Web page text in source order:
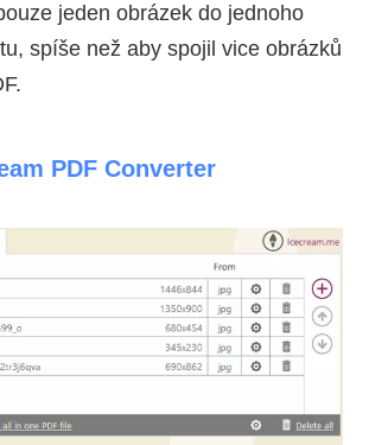
jeden obrázek do jednoho
spíše než aby spojil vice obrázků
PDF Converter